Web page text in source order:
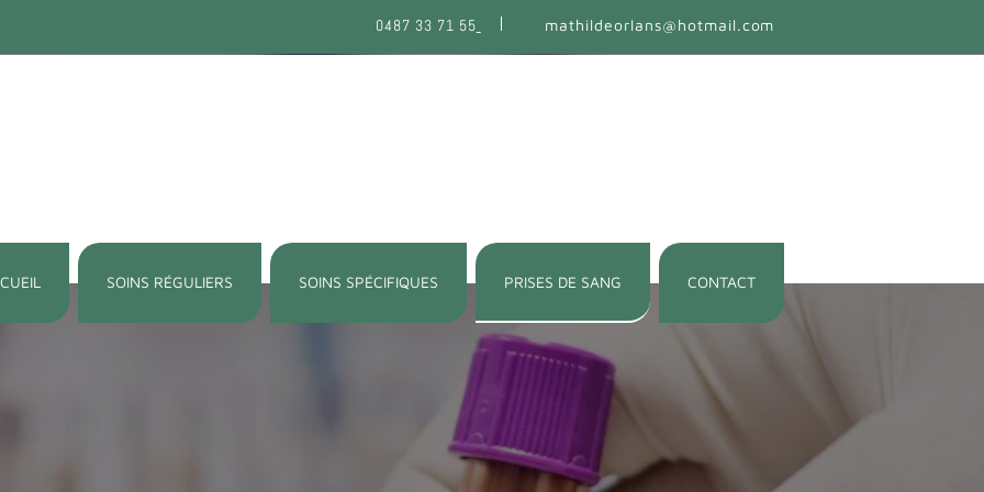
0487 33 71 55 mathildeorlans@hotmail.com
SOINS RÉGULIERS SOINS SPÉCIFIQUES PRISES DE SANG CONTACT